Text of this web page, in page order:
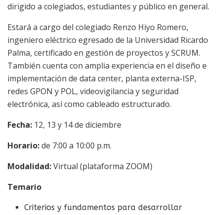
dirigido a colegiados, estudiantes y público en general.
Estará a cargo del colegiado Renzo Hiyo Romero,
ingeniero eléctrico egresado de la Universidad Ricardo
Palma, certificado en gestión de proyectos y SCRUM.
También cuenta con amplia experiencia en el diseño e
implementación de data center, planta externa-ISP,
redes GPON y POL, videovigilancia y seguridad
electrónica, así como cableado estructurado.
Fecha: 12, 13 y 14 de diciembre
Horario:de 7:00 a 10:00 p.m.
Modalidad:Virtual (plataforma ZOOM)
Temario
Criterios y fundamentos para desarrollar